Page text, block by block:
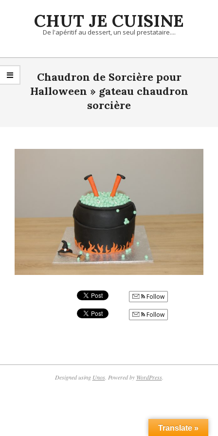
CHUT JE CUISINE
De l'apéritif au dessert, un seul prestataire....
Primary
Navigation
Menu
Chaudron de Sorcière pour
Halloween » gateau chaudron
sorcière
Follow
Follow
11-
Designed using Unos. Powered by WordPress.
Translate »